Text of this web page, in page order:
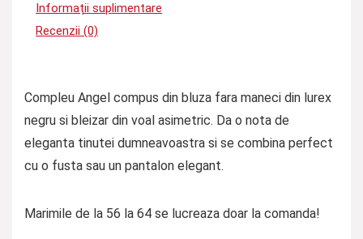
Informații suplimentare
Recenzii (0)
Compleu Angel compus din bluza fara maneci din lurex
negru si bleizar din voal asimetric. Da o nota de
eleganta tinutei dumneavoastra si se combina perfect
cu o fusta sau un pantalon elegant.
Marimile de la 56 la 64 se lucreaza doar la comanda!